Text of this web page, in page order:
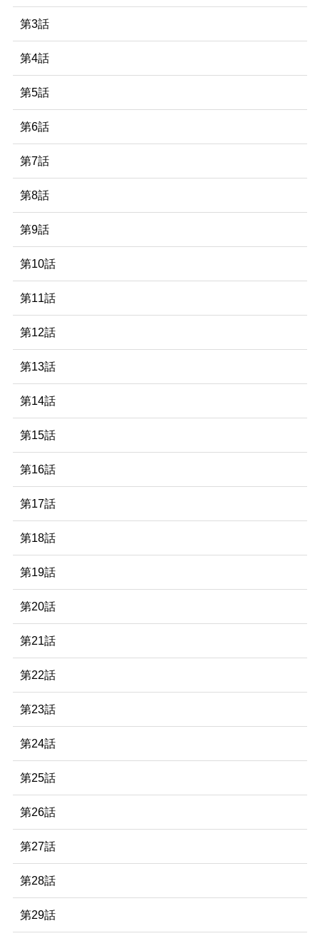
第3話
第4話
第5話
第6話
第7話
第8話
第9話
第10話
第11話
第12話
第13話
第14話
第15話
第16話
第17話
第18話
第19話
第20話
第21話
第22話
第23話
第24話
第25話
第26話
第27話
第28話
第29話